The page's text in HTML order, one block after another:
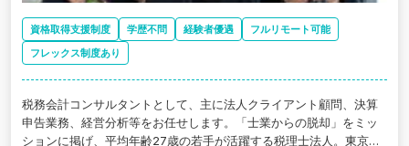
資格取得支援制度 学歴不問 経験者優遇
フルリモート可能
フレックス制度あり
税務会計コンサルタントとして、主に法人クライアント顧問、決算
申告業務、経営分析等をお任せします。「士業からの脱却」をミッ
ションに掲げ、平均年齢27歳の若手が活躍する税理士法人。東京支